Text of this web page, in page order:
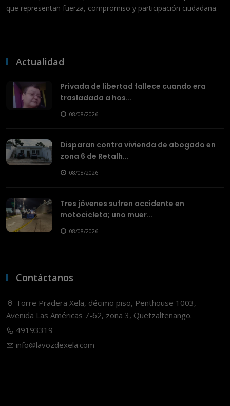
que representan fuerza, compromiso y participación ciudadana.
Actualidad
Privada de libertad fallece cuando era
trasladada a hos...
08/08/2026
Disparan contra vivienda de abogado en
zona 6 de Retalh...
08/08/2026
Tres jóvenes sufren accidente en
motocicleta; uno muer...
08/08/2026
Contáctanos
Torre Pradera Xela, décimo piso, Penthouse 1003,
Avenida Las Américas 7-62, zona 3, Quetzaltenango.
49193319
info@lavozdexela.com